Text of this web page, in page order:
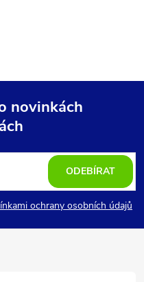
novinkách
ochrany osobních údajů
ODEBÍRAT